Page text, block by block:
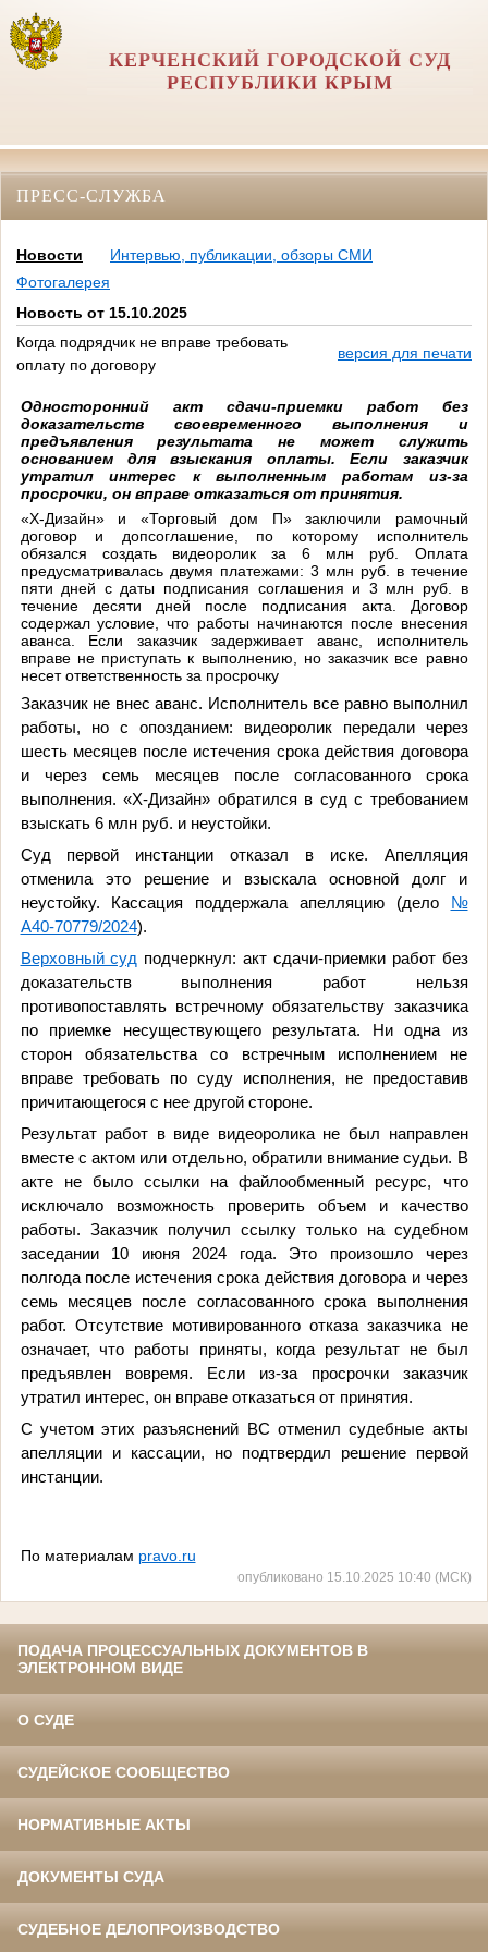
КЕРЧЕНСКИЙ ГОРОДСКОЙ СУД
РЕСПУБЛИКИ КРЫМ
ПРЕСС-СЛУЖБА
Новости
Интервью, публикации, обзоры СМИ
Фотогалерея
Новость от 15.10.2025
Когда подрядчик не вправе требовать
оплату по договору
версия для печати
Односторонний акт сдачи-приемки работ без
доказательств своевременного выполнения и
предъявления результата не может служить
основанием для взыскания оплаты. Если заказчик
утратил интерес к выполненным работам из-за
просрочки, он вправе отказаться от принятия.
«Х-Дизайн» и «Торговый дом П» заключили рамочный
договор и допсоглашение, по которому исполнитель
обязался создать видеоролик за 6 млн руб. Оплата
предусматривалась двумя платежами: 3 млн руб. в течение
пяти дней с даты подписания соглашения и 3 млн руб. в
течение десяти дней после подписания акта. Договор
содержал условие, что работы начинаются после внесения
аванса. Если заказчик задерживает аванс, исполнитель
вправе не приступать к выполнению, но заказчик все равно
несет ответственность за просрочку
Заказчик не внес аванс. Исполнитель все равно выполнил
работы, но с опозданием: видеоролик передали через
шесть месяцев после истечения срока действия договора
и через семь месяцев после согласованного срока
выполнения. «Х-Дизайн» обратился в суд с требованием
взыскать 6 млн руб. и неустойки.
Суд первой инстанции отказал в иске. Апелляция
отменила это решение и взыскала основной долг и
неустойку. Кассация поддержала апелляцию (дело
№
А40-70779/2024).
Верховный суд подчеркнул: акт сдачи-приемки работ без
доказательств выполнения работ нельзя
противопоставлять встречному обязательству заказчика
по приемке несуществующего результата. Ни одна из
сторон обязательства со встречным исполнением не
вправе требовать по суду исполнения, не предоставив
причитающегося с нее другой стороне.
Результат работ в виде видеоролика не был направлен
вместе с актом или отдельно, обратили внимание судьи. В
акте не было ссылки на файлообменный ресурс, что
исключало возможность проверить объем и качество
работы. Заказчик получил ссылку только на судебном
заседании 10 июня 2024 года. Это произошло через
полгода после истечения срока действия договора и через
семь месяцев после согласованного срока выполнения
работ. Отсутствие мотивированного отказа заказчика не
означает, что работы приняты, когда результат не был
предъявлен вовремя. Если из-за просрочки заказчик
утратил интерес, он вправе отказаться от принятия.
С учетом этих разъяснений ВС отменил судебные акты
апелляции и кассации, но подтвердил решение первой
инстанции.
По материалам pravo.ru
опубликовано 15.10.2025 10:40 (МСК)
ПОДАЧА ПРОЦЕССУАЛЬНЫХ ДОКУМЕНТОВ В
ЭЛЕКТРОННОМ ВИДЕ
О СУДЕ
СУДЕЙСКОЕ СООБЩЕСТВО
НОРМАТИВНЫЕ АКТЫ
ДОКУМЕНТЫ СУДА
СУДЕБНОЕ ДЕЛОПРОИЗВОДСТВО